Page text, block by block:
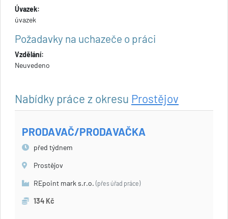
Úvazek:
úvazek
Požadavky na uchazeče o práci
Vzdělání:
Neuvedeno
Nabídky práce z okresu Prostějov
PRODAVAČ/PRODAVAČKA
před týdnem
Prostějov
REpoint mark s.r.o. (přes úřad práce)
134 Kč